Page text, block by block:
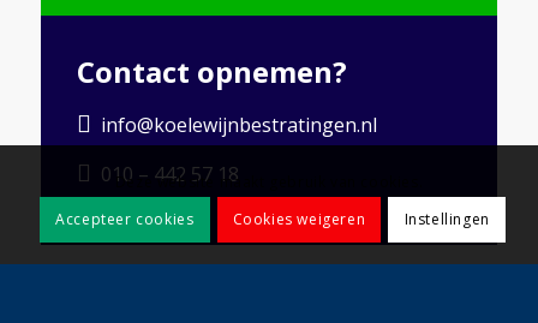
Contact opnemen?
info@koelewijnbestratingen.nl
010 – 442 57 18
Deze website maakt gebruik van cookies.
Accepteer cookies
Cookies weigeren Instellingen